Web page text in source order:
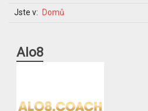
Jste v: Domů
Alo8